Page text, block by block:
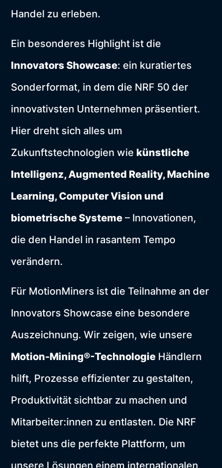
Handel zu erleben.
Ein besonderes Highlight ist die
Innovators Showcase: ein kuratiertes
Sonderformat, in dem die NRF 50 der
innovativsten Unternehmen präsentiert.
Hier dreht sich alles um
Zukunftstechnologien wie künstliche
Intelligenz, Augmented Reality, Machine
Learning, Computer Vision und
biometrische Systeme – Innovationen,
die den Handel in rasantem Tempo
verändern.
Für MotionMiners ist die Teilnahme an der
Innovators Showcase eine besondere
Auszeichnung. Wir zeigen, wie unsere
Motion-Mining®-Technologie Händlern
hilft, Prozesse effizienter zu gestalten,
Produktivität sichtbar zu machen und
Mitarbeiter:innen zu entlasten. Die NRF
bietet uns die perfekte Plattform, um